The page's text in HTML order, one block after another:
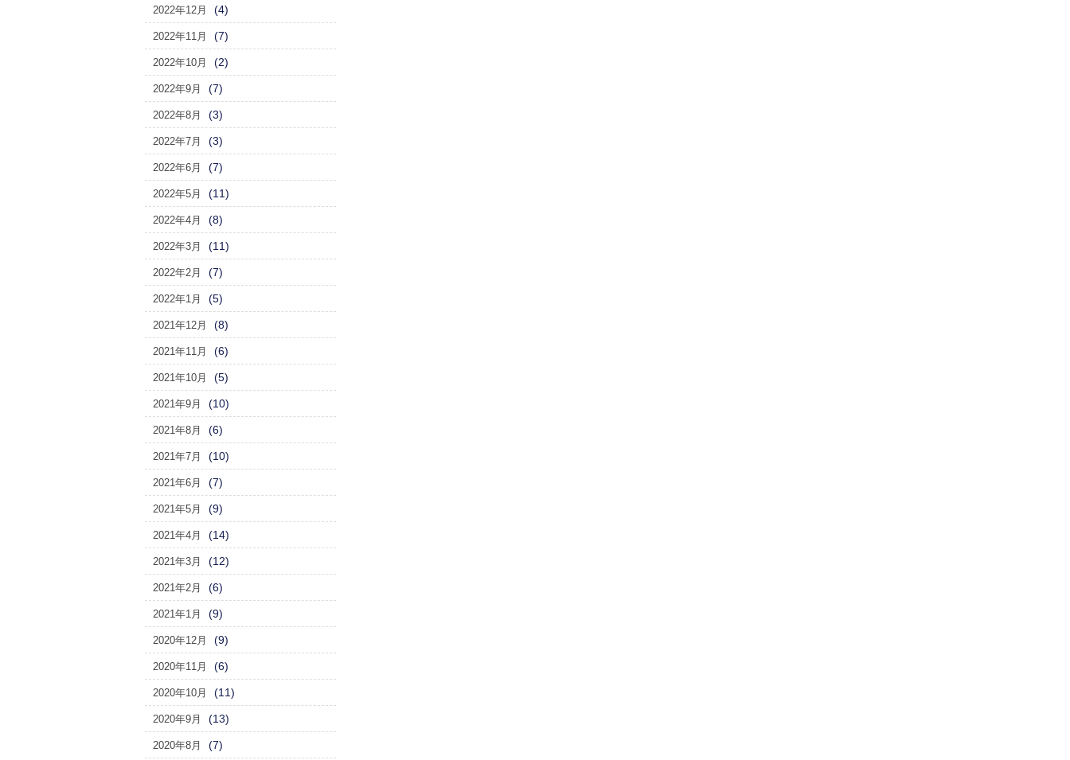
2022年12月 (4)
2022年11月 (7)
2022年10月 (2)
2022年9月 (7)
2022年8月 (3)
2022年7月 (3)
2022年6月 (7)
2022年5月 (11)
2022年4月 (8)
2022年3月 (11)
2022年2月 (7)
2022年1月 (5)
2021年12月 (8)
2021年11月 (6)
2021年10月 (5)
2021年9月 (10)
2021年8月 (6)
2021年7月 (10)
2021年6月 (7)
2021年5月 (9)
2021年4月 (14)
2021年3月 (12)
2021年2月 (6)
2021年1月 (9)
2020年12月 (9)
2020年11月 (6)
2020年10月 (11)
2020年9月 (13)
2020年8月 (7)